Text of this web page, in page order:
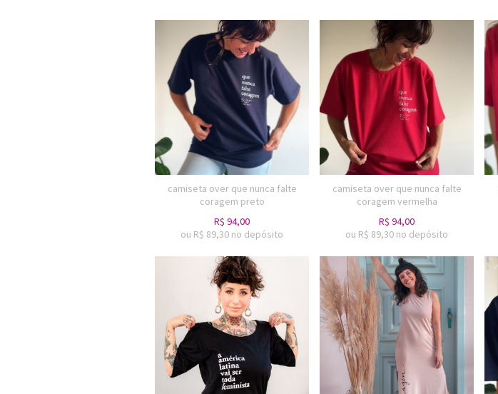
camiseta over que nunca falte
coragem preto
R$ 94,00
ou R$ 89,30 no depósito
camiseta over que nunca falte
coragem vermelha
R$ 94,00
ou R$ 89,30 no depósito